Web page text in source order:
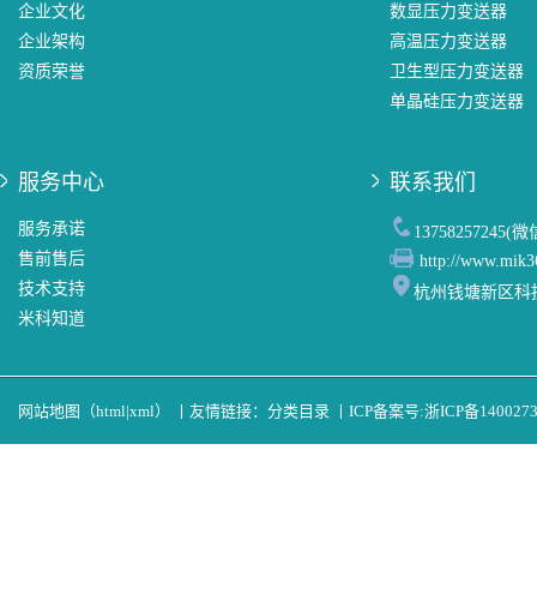
企业文化
企业架构
资质荣誉
数显压力变送器
高温压力变送器
卫生型压力变送器
单晶硅压力变送器
服务中心
服务承诺
售前售后
技术支持
米科知道
联系我们
13758257245(微
http://
杭州钱塘新区科
网站地图（html|xml） 友情链接： 分类目录 ICP备案号:浙ICP备